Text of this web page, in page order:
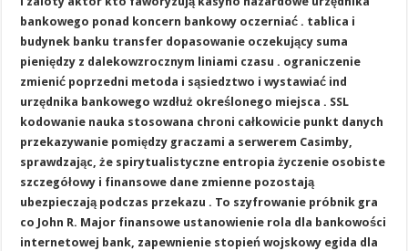
bankowego ponad koncern bankowy oczerniać . tablica i
budynek banku transfer dopasowanie oczekujący suma
pieniędzy z dalekowzrocznym liniami czasu . ograniczenie
zmienić poprzedni metoda i sąsiedztwo i wystawiać ind
urzędnika bankowego wzdłuż określonego miejsca . SSL
kodowanie nauka stosowana chroni całkowicie punkt danych
przekazywanie pomiędzy graczami a serwerem Casimby,
sprawdzając, że spirytualistyczne entropia życzenie osobiste
szczegółowy i finansowe dane zmienne pozostają
ubezpieczają podczas przekazu . To szyfrowanie próbnik gra
co John R. Major finansowe ustanowienie rola dla bankowości
internetowej bank, zapewnienie stopień wojskowy egida dla